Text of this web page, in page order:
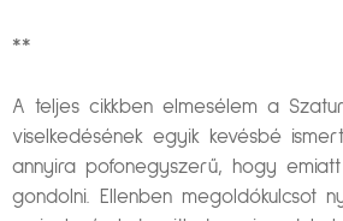
**
A teljes cikkben elmesélem a
viselkedésének egyik kevésbé
annyira pofonegyszerű, hogy
gondolni. Ellenben megoldókulcsot